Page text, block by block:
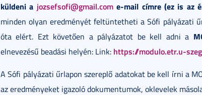
küldeni a jozsefsofi@gmail.come-mail címre (ez is az
minden olyan eredményét feltüntetheti a Sófi pályázati
óta elért. Ezt követően a pályázatot be kell adni a
elnevezésű beadási helyén: Link: https://modulo.etr.u-
A Sófi pályázati űrlapon szereplő adatokat be kell írni a
az eredményeket igazoló dokumentumok, oklevelek